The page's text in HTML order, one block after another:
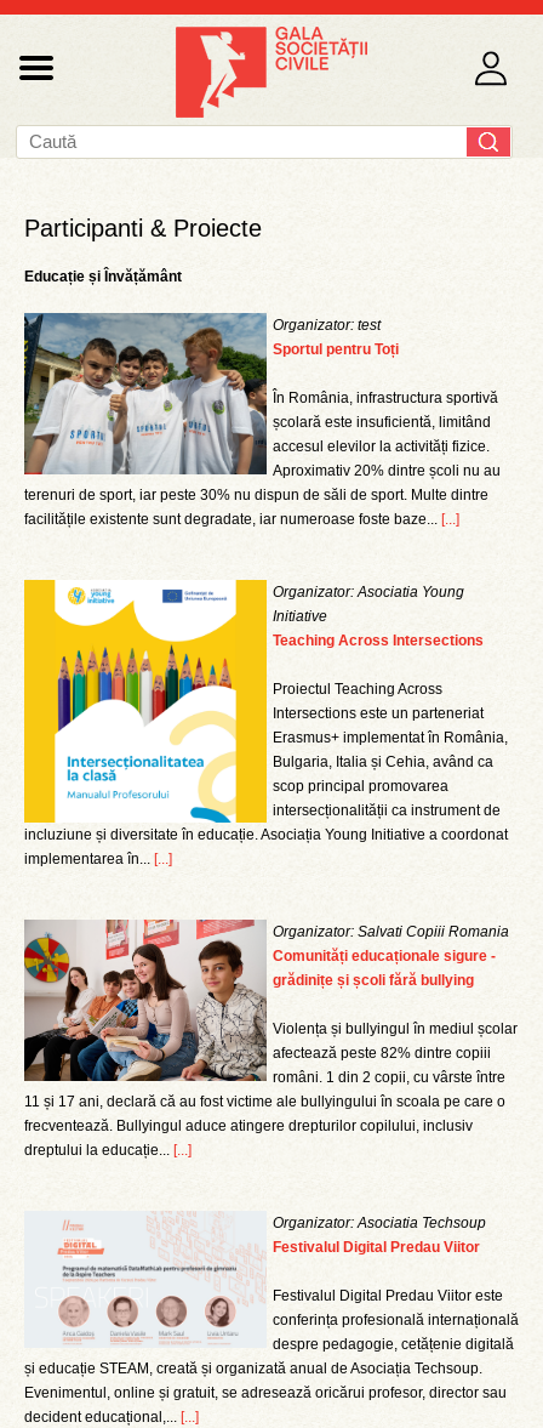
Participanti & Proiecte
Educație și Învățământ
Organizator: test
Sportul pentru Toți
În România, infrastructura sportivă
școlară este insuficientă, limitând
accesul elevilor la activități fizice.
Aproximativ 20% dintre școli nu au
terenuri de sport, iar peste 30% nu dispun de săli de sport. Multe dintre
facilitățile existente sunt degradate, iar numeroase foste baze... [...]
Organizator: Asociatia Young
Initiative
Teaching Across Intersections
Proiectul Teaching Across
Intersections este un parteneriat
Erasmus+ implementat în România,
Bulgaria, Italia și Cehia, având ca
scop principal promovarea
intersecționalității ca instrument de
incluziune și diversitate în educație. Asociația Young Initiative a coordonat
implementarea în... [...]
Organizator: Salvati Copiii Romania
Comunități educaționale sigure -
grădinițe și școli fără bullying
Violența și bullyingul în mediul școlar
afectează peste 82% dintre copiii
români. 1 din 2 copii, cu vârste între
11 și 17 ani, declară că au fost victime ale bullyingului în scoala pe care o
frecventează. Bullyingul aduce atingere drepturilor copilului, inclusiv
dreptului la educație... [...]
Organizator: Asociatia Techsoup
Festivalul Digital Predau Viitor
Festivalul Digital Predau Viitor este
conferința profesională internațională
despre pedagogie, cetățenie digitală
și educație STEAM, creată și organizată anual de Asociația Techsoup.
Evenimentul, online și gratuit, se adresează oricărui profesor, director sau
decident educațional,... [...]